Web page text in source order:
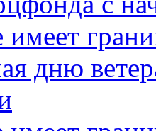
имеет
дню